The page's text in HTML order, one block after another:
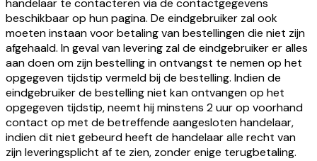
handelaar te contacteren via de contactgegevens
beschikbaar op hun pagina. De eindgebruiker zal ook
moeten instaan voor betaling van bestellingen die niet zijn
afgehaald. In geval van levering zal de eindgebruiker er alles
aan doen om zijn bestelling in ontvangst te nemen op het
opgegeven tijdstip vermeld bij de bestelling. Indien de
eindgebruiker de bestelling niet kan ontvangen op het
opgegeven tijdstip, neemt hij minstens 2 uur op voorhand
contact op met de betreffende aangesloten handelaar,
indien dit niet gebeurd heeft de handelaar alle recht van
zijn leveringsplicht af te zien, zonder enige terugbetaling.